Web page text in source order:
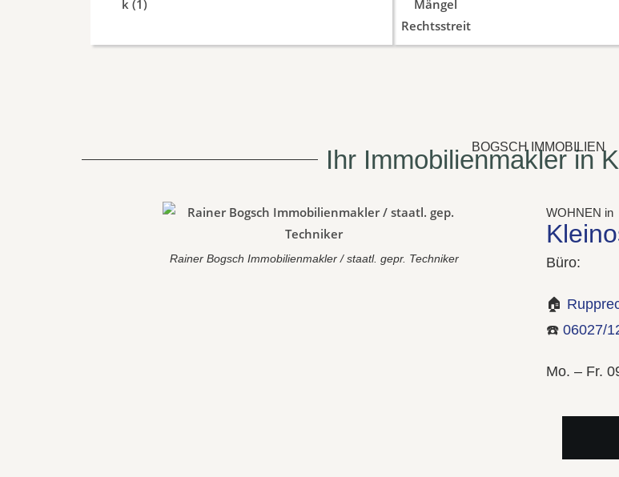
BOGSCH IMMOBILIEN
Ihr Immobilienmakler in
Rainer Bogsch Immobilienmakler / staatl. gepr. Techniker
WOHNEN in
Büro:
🏠
☎️ 06027/
Mo. – Fr.